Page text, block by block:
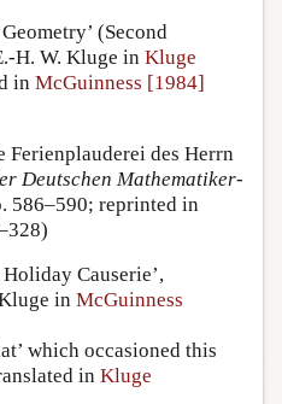
(Second
H. W. Kluge in Kluge
in McGuinness [1984]
Ferienplauderei des Herrn
Deutschen Mathematiker-
586–590; reprinted in
Causerie’,
in McGuinness
which occasioned this
in Kluge